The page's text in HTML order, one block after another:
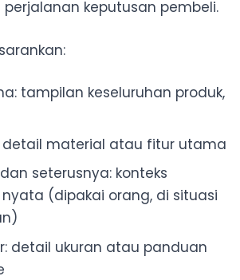
keputusan pembeli.
tampilan keseluruhan produk,
detail material atau fitur utama
seterusnya: konteks
(dipakai orang, di situasi
detail ukuran atau panduan